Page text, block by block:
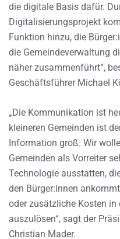
die digitale Basis dafür.
Digitalisierungsprojekt
Funktion hinzu, die
die Gemeindeverwaltung
näher zusammenführt“,
Geschäftsführer Michael
„Die Kommunikation ist
kleineren Gemeinden ist
Information groß. Wir
Gemeinden als Vorreiter
Technologie ausstatten,
den Bürger:innen
oder zusätzliche Kosten in
auszulösen“, sagt der
Christian Mader.